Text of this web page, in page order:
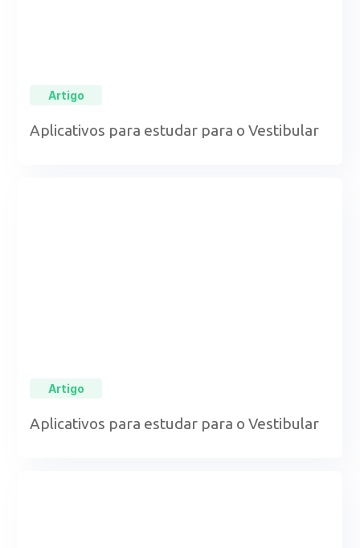
Artigo
Aplicativos para estudar para o Vestibular
Artigo
Aplicativos para estudar para o Vestibular